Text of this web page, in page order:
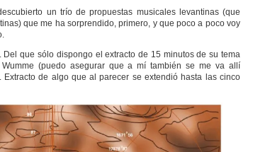
un trío de propuestas musicales levantinas (que
que me ha sorprendido, primero, y que poco a poco voy
Del que sólo dispongo el extracto de 15 minutos de su tema
Wumme (puedo asegurar que a mí también se me va allí
Extracto de algo que al parecer se extendió hasta las cinco